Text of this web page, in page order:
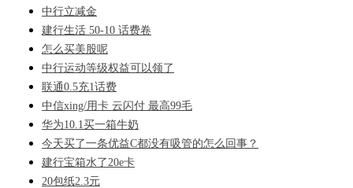
中行立减金
建行生活 50-10 话费卷
怎么买美股呢
中行运动等级权益可以领了
联通0.5充1话费
中信xing/用卡 云闪付 最高99毛
华为10.1买一箱牛奶
今天买了一条优益C都没有吸管的怎么回事？
建行宝箱水了20e卡
20包纸2.3元